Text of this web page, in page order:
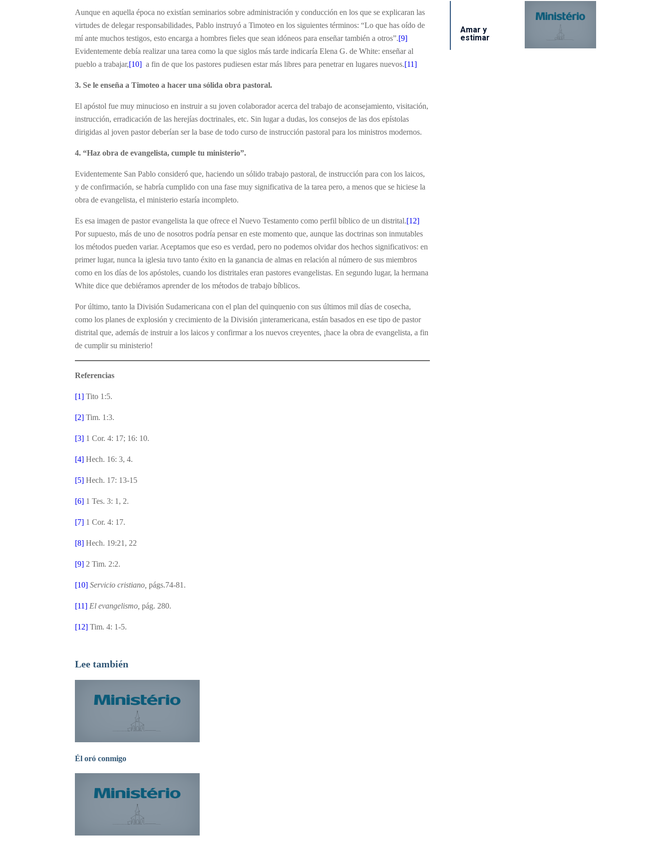
Aunque en aquella época no existían seminarios sobre administración y conducción en los que se explicaran las
virtudes de delegar responsabilidades, Pablo instruyó a Timoteo en los siguientes términos: “Lo que has oído de
mí ante muchos testigos, esto encarga a hombres fieles que sean idóneos para enseñar también a otros”.[9]
Evidentemente debía realizar una tarea como la que siglos más tarde indicaría Elena G. de White: enseñar al
pueblo a trabajar,[10] a fin de que los pastores pudiesen estar más libres para penetrar en lugares nuevos.[11]
3. Se le enseña a Timoteo a hacer una sólida obra pastoral.
El apóstol fue muy minucioso en instruir a su joven colaborador acerca del trabajo de aconsejamiento, visitación,
instrucción, erradicación de las herejías doctrinales, etc. Sin lugar a dudas, los consejos de las dos epístolas
dirigidas al joven pastor deberían ser la base de todo curso de instrucción pastoral para los ministros modernos.
4. “Haz obra de evangelista, cumple tu ministerio”.
Evidentemente San Pablo consideró que, haciendo un sólido trabajo pastoral, de instrucción para con los laicos,
y de confirmación, se habría cumplido con una fase muy significativa de la tarea pero, a menos que se hiciese la
obra de evangelista, el ministerio estaría incompleto.
Es esa imagen de pastor evangelista la que ofrece el Nuevo Testamento como perfil bíblico de un distrital.[12]
Por supuesto, más de uno de nosotros podría pensar en este momento que, aunque las doctrinas son inmutables
los métodos pueden variar. Aceptamos que eso es verdad, pero no podemos olvidar dos hechos significativos: en
primer lugar, nunca la iglesia tuvo tanto éxito en la ganancia de almas en relación al número de sus miembros
como en los días de los apóstoles, cuando los distritales eran pastores evangelistas. En segundo lugar, la hermana
White dice que debiéramos aprender de los métodos de trabajo bíblicos.
Por último, tanto la División Sudamericana con el plan del quinquenio con sus últimos mil días de cosecha,
como los planes de explosión y crecimiento de la División ¡interamericana, están basados en ese tipo de pastor
distrital que, además de instruir a los laicos y confirmar a los nuevos creyentes, ¡hace la obra de evangelista, a fin
de cumplir su ministerio!
Referencias
[1] Tito 1:5.
[2] Tim. 1:3.
[3] 1 Cor. 4: 17; 16: 10.
[4] Hech. 16: 3, 4.
[5] Hech. 17: 13-15
[6] 1 Tes. 3: 1, 2.
[7] 1 Cor. 4: 17.
[8] Hech. 19:21, 22
[9] 2 Tim. 2:2.
[10] Servicio cristiano, págs.74-81.
[11] El evangelismo, pág. 280.
[12] Tim. 4: 1-5.
Lee también
Él oró conmigo
Amar y
estimar